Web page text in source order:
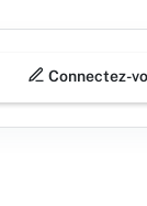
Connectez-